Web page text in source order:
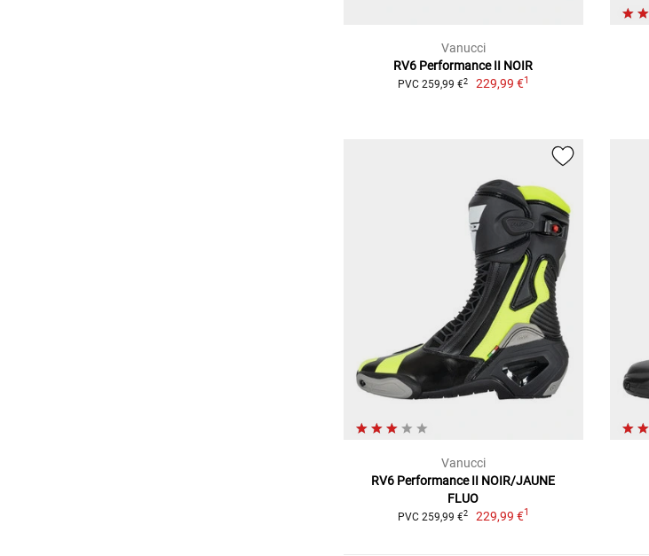
Vanucci
RV6 Performance II NOIR
PVC 259,99 €2 229,99 €1
Vanucci
RV6 Performance II NOIR/JAUNE
FLUO
PVC 259,99 €2 229,99 €1